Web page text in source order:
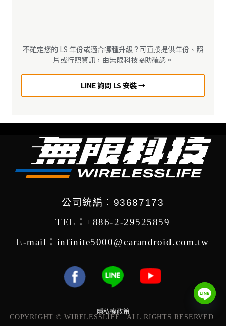
不確定您的 LS 年份或適合哪種升級？可直接提供年份、照
片或行照資訊，由無限科技協助確認。
LINE 詢問 LS 安裝 →
公司統編：93687173
TEL：+886-2-29525859
E-mail：infinite5000@carandroid.com.tw
COPYRIGHT © WIRELESSLIFE . ALL RIGHTS RESERVED.
隱私權政策